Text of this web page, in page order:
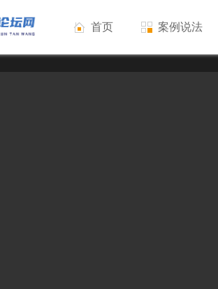
首页 案例说法